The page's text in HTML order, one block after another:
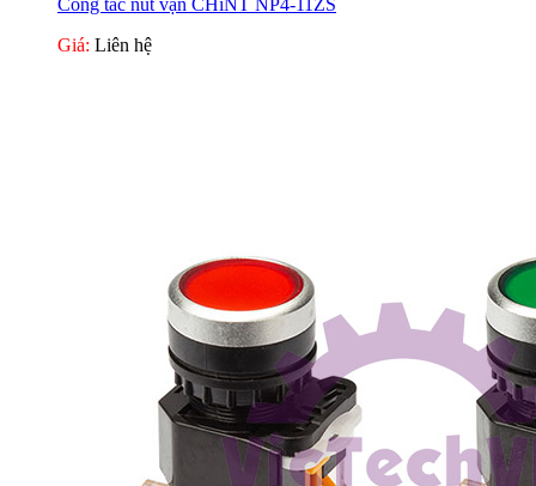
Công tắc nút vặn CHiNT NP4-11ZS
Giá: Liên hệ